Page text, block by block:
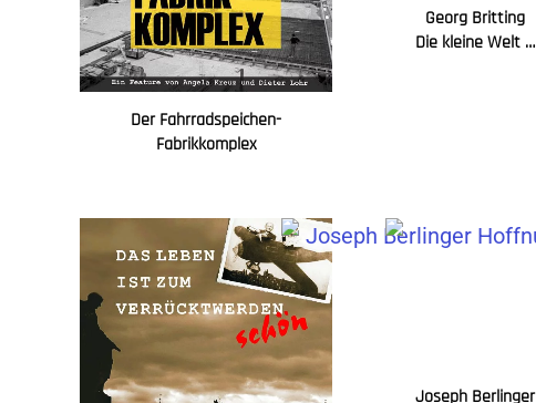
Der Fahrradspeichen-
Fabrikkomplex
Georg Britting
Die kleine Welt …
Joseph Berlinger